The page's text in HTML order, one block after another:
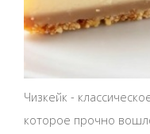
Чизкейк -
которое прочно